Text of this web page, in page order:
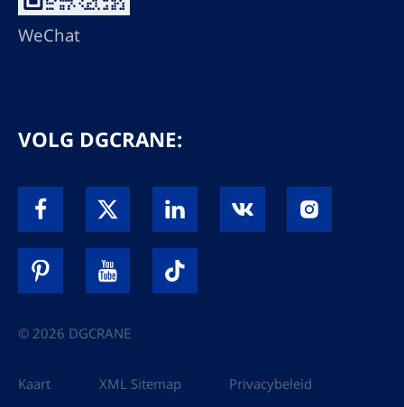
WeChat
VOLG DGCRANE:
© 2026 DGCRANE
Kaart XML Sitemap Privacybeleid